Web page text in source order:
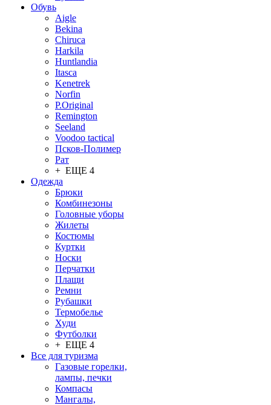
Обувь
Aigle
Bekina
Chiruсa
Harkila
Huntlandia
Itasca
Kenetrek
Norfin
P.Original
Remington
Seeland
Voodoo tactical
Псков-Полимер
Рат
+ ЕЩЕ 4
Одежда
Брюки
Комбинезоны
Головные уборы
Жилеты
Костюмы
Куртки
Носки
Перчатки
Плащи
Ремни
Рубашки
Термобелье
Худи
Футболки
+ ЕЩЕ 4
Все для туризма
Газовые горелки,
лампы, печки
Компасы
Мангалы,